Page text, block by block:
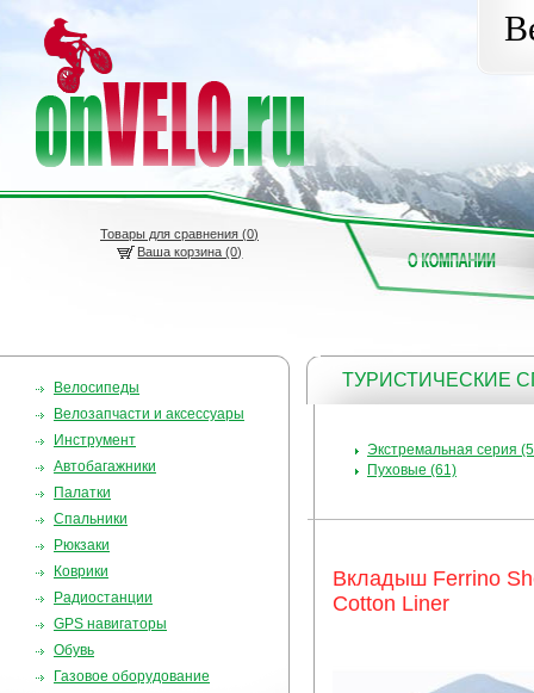
Товары для сравнения (0)
Ваша корзина (0)
Велосипеды
Велозапчасти и аксессуары
Инструмент
Автобагажники
Палатки
Спальники
Рюкзаки
Коврики
Радиостанции
GPS навигаторы
Обувь
Газовое оборудование
ТУРИСТИЧЕСКИЕ
Экстремальная серия
Пуховые (61)
Вкладыш Ferrino
Cotton Liner